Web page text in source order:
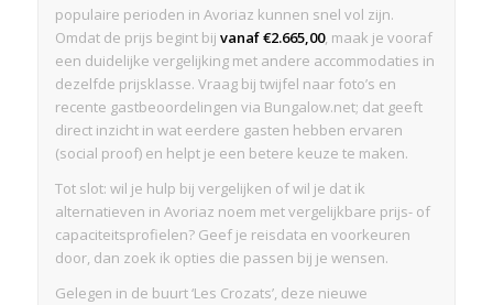
populaire perioden in Avoriaz kunnen snel vol zijn.
Omdat de prijs begint bij vanaf €2.665,00, maak je vooraf
een duidelijke vergelijking met andere accommodaties in
dezelfde prijsklasse. Vraag bij twijfel naar foto’s en
recente gastbeoordelingen via Bungalow.net; dat geeft
direct inzicht in wat eerdere gasten hebben ervaren
(social proof) en helpt je een betere keuze te maken.
Tot slot: wil je hulp bij vergelijken of wil je dat ik
alternatieven in Avoriaz noem met vergelijkbare prijs- of
capaciteitsprofielen? Geef je reisdata en voorkeuren
door, dan zoek ik opties die passen bij je wensen.
Gelegen in de buurt ‘Les Crozats’, deze nieuwe